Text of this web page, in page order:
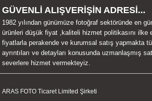
Ürün fiyatı diğer sitelerden daha pahalı.
Bu ürüne benzer farklı alternatifler olmalı.
GÜVENLİ ALIŞVERİŞİN ADRESİ...
1982 yılından günümüze fotoğraf sektöründe en
ürünleri düşük fiyat ,kaliteli hizmet politikasını ilke
fiyatlarla perakende ve kurumsal satış yapmakta
ayrıntıları ve detayları konusunda uzmanlaşmış
severlere hizmet vermekteyiz.
ARAS FOTO Ticaret Limited Şirketi